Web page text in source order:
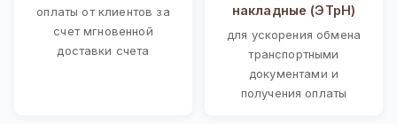
оплаты от клиентов за
счет мгновенной
доставки счета
накладные (ЭТрН)
для ускорения обмена
транспортными
документами и
получения оплаты